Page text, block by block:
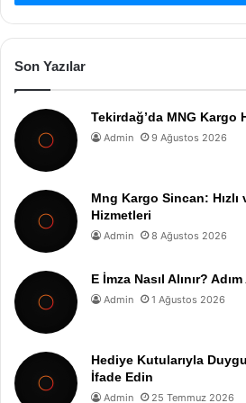
Son Yazılar
Tekirdağ’da MNG Kargo
Admin 9 Ağustos 2026
Mng Kargo Sincan: Hızlı
Hizmetleri
Admin 8 Ağustos 2026
E İmza Nasıl Alınır?
Admin 1 Ağustos 2026
Hediye Kutularıyla
İfade Edin
Admin 25 Temmuz 2026